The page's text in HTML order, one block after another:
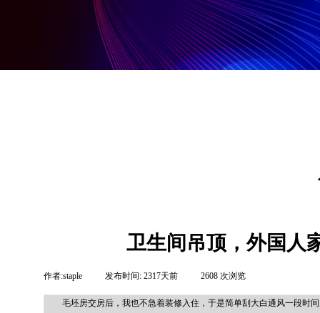
卫生间吊顶，外国人
作者:staple 发布时间: 2317天前 2608 次浏览
毛坯房交房后，我也不急着装修入住，于是简单刮大白通风一段时